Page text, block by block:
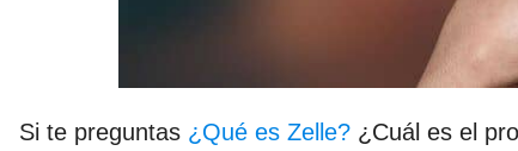
Si te preguntas ¿Qué es Zelle? ¿Cuál es el